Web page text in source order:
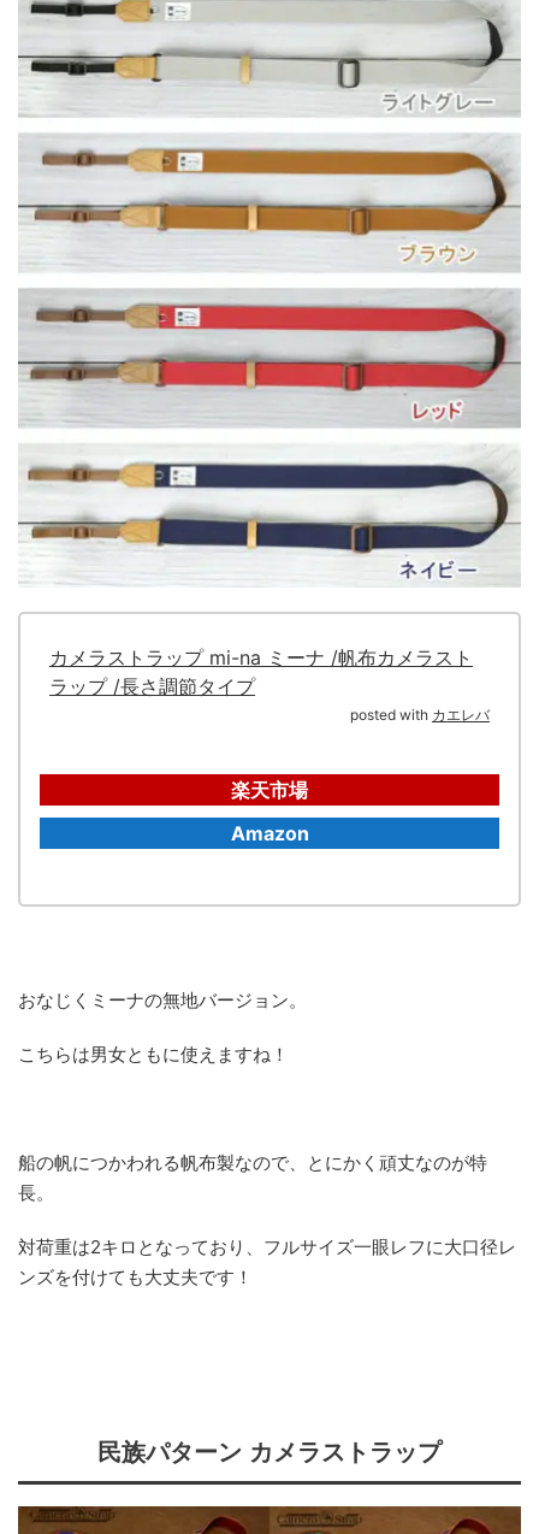
カメラストラップ mi-na ミーナ /帆布カメラスト
ラップ /長さ調節タイプ
posted with カエレバ
楽天市場
Amazon
おなじくミーナの無地バージョン。
こちらは男女ともに使えますね！
船の帆につかわれる帆布製なので、とにかく頑丈なのが特
長。
対荷重は2キロとなっており、フルサイズ一眼レフに大口径レ
ンズを付けても大丈夫です！
民族パターン カメラストラップ